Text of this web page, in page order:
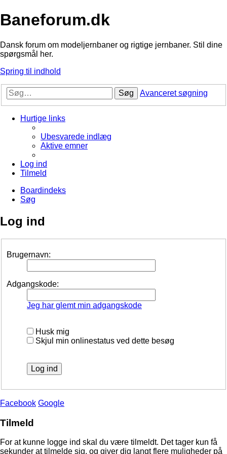
Baneforum.dk
Dansk forum om modeljernbaner og rigtige jernbaner. Stil dine
spørgsmål her.
Spring til indhold
Søg Avanceret søgning
Hurtige links
Ubesvarede indlæg
Aktive emner
Log ind
Tilmeld
Boardindeks
Søg
Log ind
Brugernavn:
Adgangskode:
Jeg har glemt min adgangskode
Husk mig
Skjul min onlinestatus ved dette besøg
Facebook Google
Tilmeld
For at kunne logge ind skal du være tilmeldt. Det tager kun få
sekunder at tilmelde sig, og giver dig langt flere muligheder på